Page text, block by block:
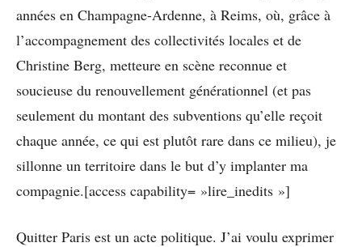
années en Champagne-Ardenne, à Reims, où, grâce à
l’accompagnement des collectivités locales et de
Christine Berg, metteure en scène reconnue et
soucieuse du renouvellement générationnel (et pas
seulement du montant des subventions qu’elle reçoit
chaque année, ce qui est plutôt rare dans ce milieu), je
sillonne un territoire dans le but d’y implanter ma
compagnie.[access capability= »lire_inedits »]
Quitter Paris est un acte politique. J’ai voulu exprimer